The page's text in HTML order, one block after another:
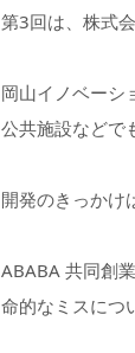
第3回は、株式
岡山イノベーシ
公共施設などで
開発のきっかけ
ABABA 共同創
命的なミスにつ